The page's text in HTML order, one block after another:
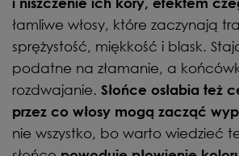
łamliwe włosy, które zaczynają
sprężystość, miękkość i blask.
podatne na złamanie, a
rozdwajanie. Słońce osłabia też
przez co włosy mogą zacząć
nie wszystko, bo warto wiedzieć